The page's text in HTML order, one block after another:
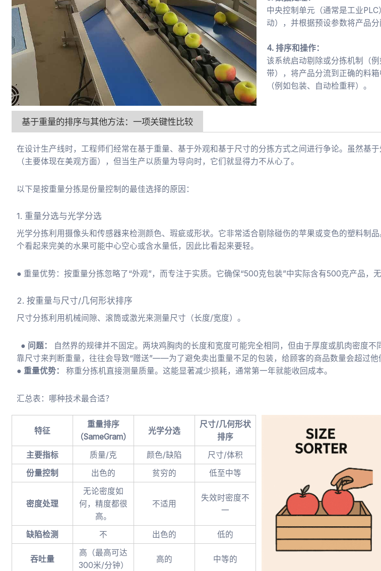
中央控制单元（通常是工业
动），并根据预设参数将产品分
4. 排序和操作：
该系统启动剔除或分拣机制（
带），将产品分流到正确的料
（例如包装、自动检重秤）。
基于重量的排序与其他方法：一项关键性比较
在设计生产线时，工程师们经常在基于重量、基于外观和基于尺寸的分拣方式之间进行争论。虽然基
（主要体现在美观方面），但当生产以质量为导向时，它们就显得力不从心了。
以下是按重量分拣是份量控制的最佳选择的原因：
1. 重量分选与光学分选
光学分拣利用摄像头和传感器来检测颜色、瑕疵或形状。它非常适合剔除碰伤的苹果或变色的塑料制
个看起来完美的水果可能中心空心或含水量低，因此比看起来要轻。
● 重量优势：按重量分拣忽略了“外观”，而专注于实质。它确保“500克包装”中实际含有500克产品，
2. 按重量与尺寸/几何形状排序
尺寸分拣利用机械间隙、滚筒或激光来测量尺寸（长度/宽度）。
● 问题： 自然界的规律并不固定。两块鸡胸肉的长度和宽度可能完全相同，但由于厚度或肌肉密度不
靠尺寸来判断重量，往往会导致“赠送”——为了避免卖出重量不足的包装，给顾客的商品数量会超过他
● 重量优势：
称重分拣机直接测量质量。这能显著减少损耗，通常第一年就能收回成本。
汇总表：哪种技术最合适？
特征
重量排序
（SameGram）
光学分选
尺寸/几何形状
排序
主要指标
质量/克 颜色/缺陷
尺寸/体积
份量控制
出色的 贫穷的 低至中等
密度处理
无论密度如
何，精度都很
高。
不适用
失效时密度不
一
缺陷检测 不 出色的 低的
吞吐量
高（最高可达
300米/分钟）
高的 中等的